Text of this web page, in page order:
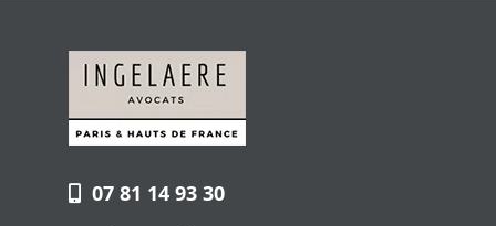
07 81 14 93 30